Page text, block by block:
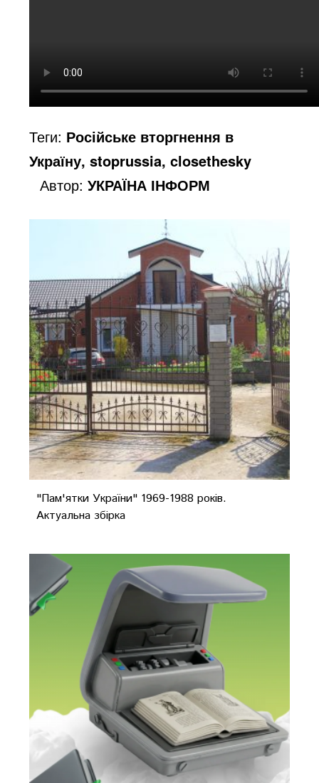
Теги: Російське вторгнення в
Україну, stoprussia, closethesky
Автор:УКРАЇНА ІНФОРМ
"Пам'ятки України" 1969-1988 років.
Актуальна збірка